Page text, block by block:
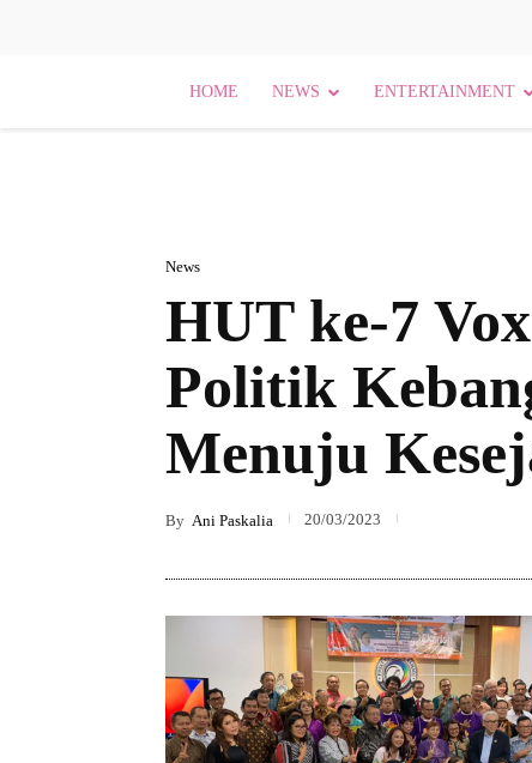
HOME NEWS ENTERTAINMENT
News
HUT ke-7
Politik
Menuju
By Ani Paskalia 20/03/2023